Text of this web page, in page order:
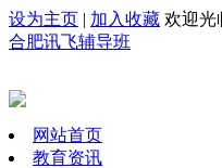
设为主页 | 加入收藏 欢迎光
合肥讯飞辅导班
网站首页
教育资讯